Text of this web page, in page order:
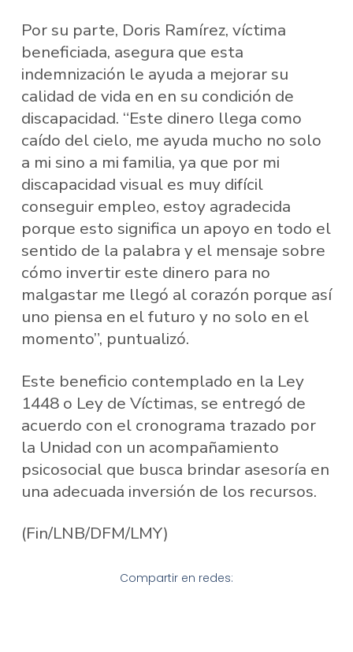
Por su parte, Doris Ramírez, víctima
beneficiada, asegura que esta
indemnización le ayuda a mejorar su
calidad de vida en en su condición de
discapacidad. “Este dinero llega como
caído del cielo, me ayuda mucho no solo
a mi sino a mi familia, ya que por mi
discapacidad visual es muy difícil
conseguir empleo, estoy agradecida
porque esto significa un apoyo en todo el
sentido de la palabra y el mensaje sobre
cómo invertir este dinero para no
malgastar me llegó al corazón porque así
uno piensa en el futuro y no solo en el
momento”, puntualizó.
Este beneficio contemplado en la Ley
1448 o Ley de Víctimas, se entregó de
acuerdo con el cronograma trazado por
la Unidad con un acompañamiento
psicosocial que busca brindar asesoría en
una adecuada inversión de los recursos.
(Fin/LNB/DFM/LMY)
Compartir en redes: